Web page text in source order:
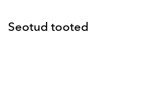
Seotud tooted